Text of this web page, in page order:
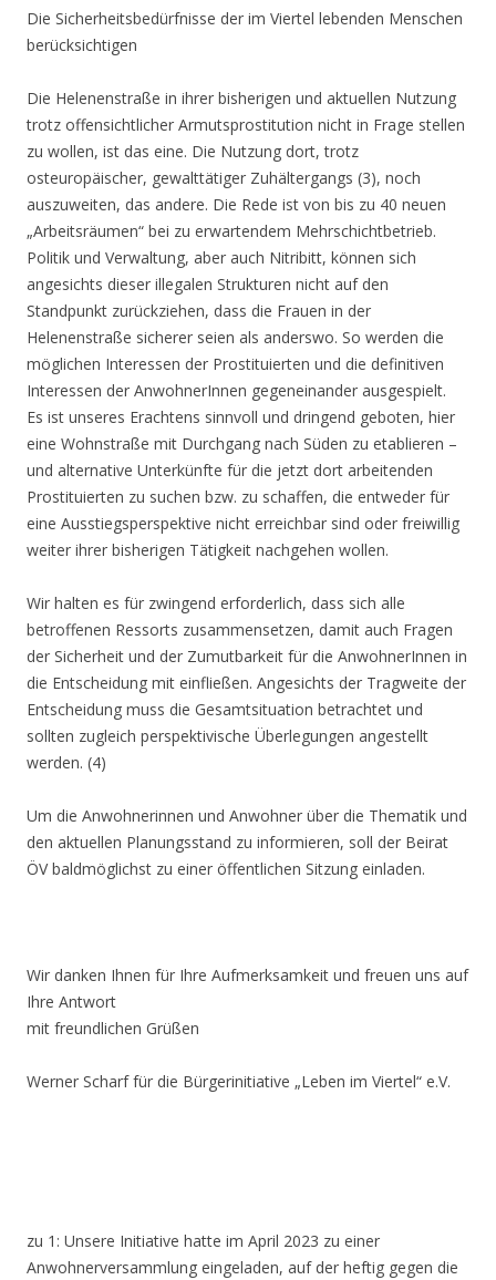
Die Sicherheitsbedürfnisse der im Viertel lebenden Menschen
berücksichtigen
Die Helenenstraße in ihrer bisherigen und aktuellen Nutzung
trotz offensichtlicher Armutsprostitution nicht in Frage stellen
zu wollen, ist das eine. Die Nutzung dort, trotz
osteuropäischer, gewalttätiger Zuhältergangs (3), noch
auszuweiten, das andere. Die Rede ist von bis zu 40 neuen
„Arbeitsräumen“ bei zu erwartendem Mehrschichtbetrieb.
Politik und Verwaltung, aber auch Nitribitt, können sich
angesichts dieser illegalen Strukturen nicht auf den
Standpunkt zurückziehen, dass die Frauen in der
Helenenstraße sicherer seien als anderswo. So werden die
möglichen Interessen der Prostituierten und die definitiven
Interessen der AnwohnerInnen gegeneinander ausgespielt.
Es ist unseres Erachtens sinnvoll und dringend geboten, hier
eine Wohnstraße mit Durchgang nach Süden zu etablieren –
und alternative Unterkünfte für die jetzt dort arbeitenden
Prostituierten zu suchen bzw. zu schaffen, die entweder für
eine Ausstiegsperspektive nicht erreichbar sind oder freiwillig
weiter ihrer bisherigen Tätigkeit nachgehen wollen.
Wir halten es für zwingend erforderlich, dass sich alle
betroffenen Ressorts zusammensetzen, damit auch Fragen
der Sicherheit und der Zumutbarkeit für die AnwohnerInnen in
die Entscheidung mit einfließen. Angesichts der Tragweite der
Entscheidung muss die Gesamtsituation betrachtet und
sollten zugleich perspektivische Überlegungen angestellt
werden. (4)
Um die Anwohnerinnen und Anwohner über die Thematik und
den aktuellen Planungsstand zu informieren, soll der Beirat
ÖV baldmöglichst zu einer öffentlichen Sitzung einladen.
Wir danken Ihnen für Ihre Aufmerksamkeit und freuen uns auf
Ihre Antwort
mit freundlichen Grüßen
Werner Scharf für die Bürgerinitiative „Leben im Viertel“ e.V.
zu 1: Unsere Initiative hatte im April 2023 zu einer
Anwohnerversammlung eingeladen, auf der heftig gegen die